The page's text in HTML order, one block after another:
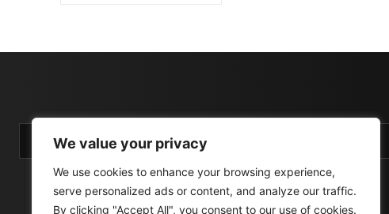
We value your privacy
We use cookies to enhance your browsing experience,
serve personalized ads or content, and analyze our traffic.
By clicking "Accept All", you consent to our use of cookies.